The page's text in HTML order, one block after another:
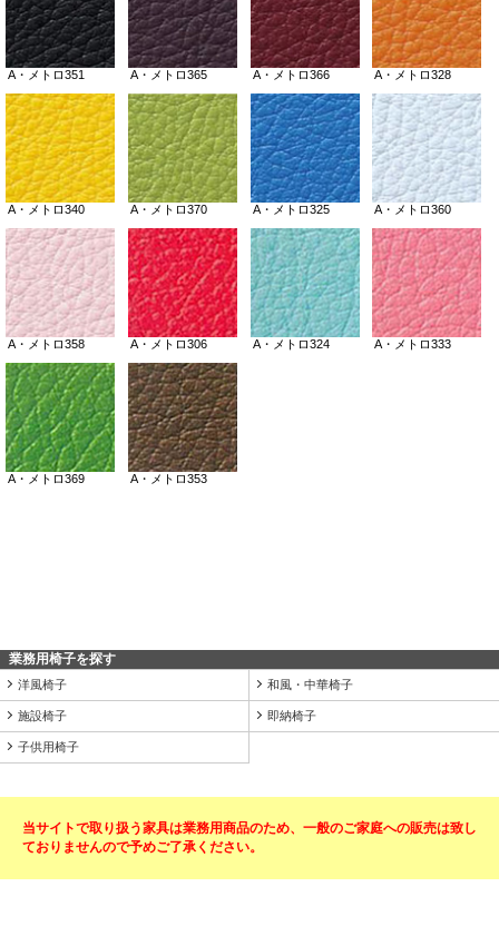
業務用椅子を探す
洋風椅子 和風・中華椅子
施設椅子 即納椅子
子供用椅子
当サイトで取り扱う家具は業務用商品のため、一般のご家庭への販売は致し
ておりませんので予めご了承ください。